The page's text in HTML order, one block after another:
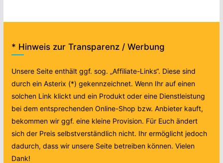
* Hinweis zur Transparenz / Werbung
Unsere Seite enthält ggf. sog. „Affiliate-Links“. Diese sind
durch ein Asterix (*) gekennzeichnet. Wenn Ihr auf einen
solchen Link klickt und ein Produkt oder eine Dienstleistung
bei dem entsprechenden Online-Shop bzw. Anbieter kauft,
bekommen wir ggf. eine kleine Provision. Für Euch ändert
sich der Preis selbstverständlich nicht. Ihr ermöglicht jedoch
dadurch, dass wir unsere Seite betreiben können. Vielen
Dank!